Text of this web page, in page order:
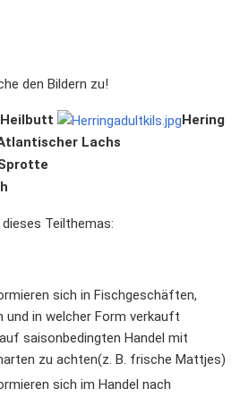
den Bildern zu!
Heilbutt
Hering
Lachs
Teilthemas:
sich in Fischgeschäften,
und in welcher Form verkauft
saisonbedingten Handel mit
zu achten(z. B. frische Mattjes)
sich im Handel nach